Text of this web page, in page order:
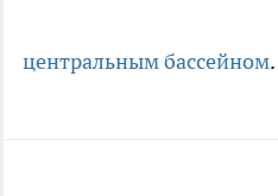
центральным бассейном.